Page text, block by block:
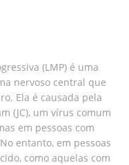
(LMP) é uma
nervoso central que
Ela é causada pela
(JC), um vírus comum
em pessoas com
entanto, em pessoas
como aquelas com